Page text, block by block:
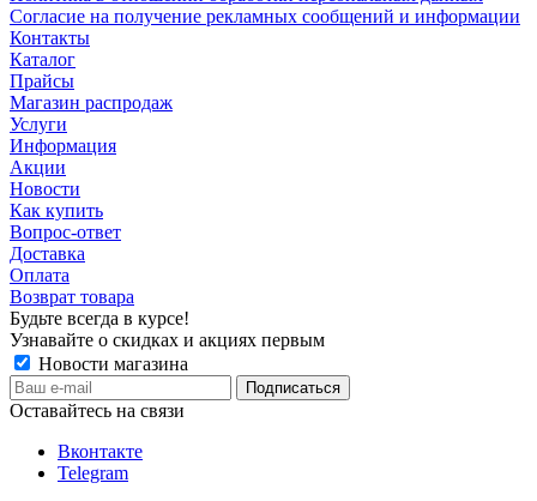
Согласие на получение рекламных сообщений и информации
Контакты
Каталог
Прайсы
Магазин распродаж
Услуги
Информация
Акции
Новости
Как купить
Вопрос-ответ
Доставка
Оплата
Возврат товара
Будьте всегда в курсе!
Узнавайте о скидках и акциях первым
Новости магазина
Оставайтесь на связи
Вконтакте
Telegram